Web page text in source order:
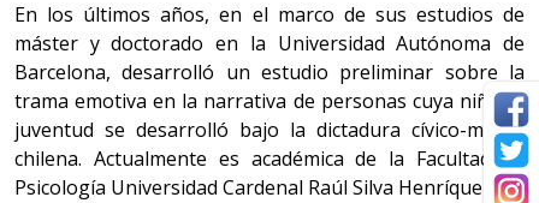
En los últimos años, en el marco de sus estudios de
máster y doctorado en la Universidad Autónoma de
Barcelona, desarrolló un estudio preliminar sobre la
trama emotiva en la narrativa de personas cuya niñez y
juventud se desarrolló bajo la dictadura cívico-militar
chilena. Actualmente es académica de la Facultad de
Psicología Universidad Cardenal Raúl Silva Henríquez.